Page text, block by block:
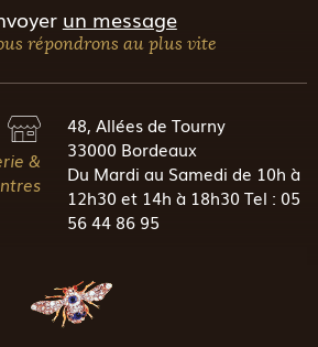
un message
répondrons au plus vite
&
48, Allées de Tourny
33000 Bordeaux
Du Mardi au Samedi de 10h à
12h30 et 14h à 18h30 Tel : 05
56 44 86 95